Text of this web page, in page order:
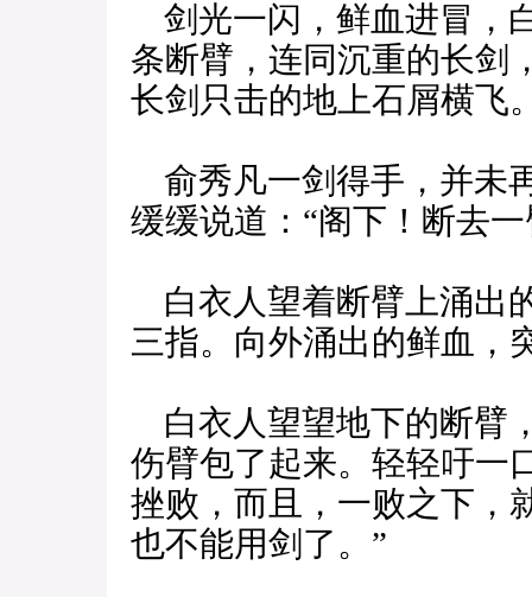
剑光一闪，鲜血进冒，
条断臂，连同沉重的长剑
长剑只击的地上石屑横飞
俞秀凡一剑得手，并未
缓缓说道：“阁下！断去
白衣人望着断臂上涌出
三指。向外涌出的鲜血，
白衣人望望地下的断臂
伤臂包了起来。轻轻吁一
挫败，而且，一败之下，
也不能用剑了。”